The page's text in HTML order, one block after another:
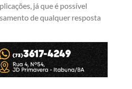
já que é possível
de qualquer resposta